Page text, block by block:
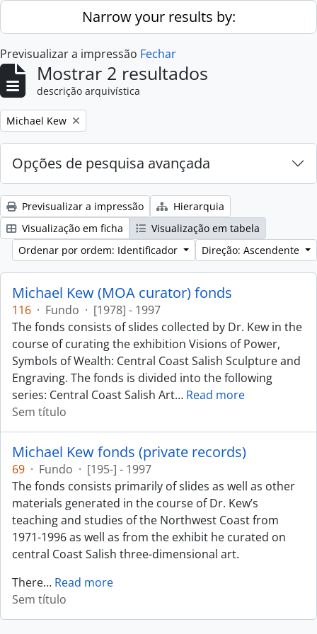
Skip to main contentNarrow your results by:
Previsualizar a impressão Fechar
Mostrar 2 resultados
descrição arquivística
Remove filter:
Michael Kew
Opções de pesquisa avançada
Previsualizar a impressão
Hierarquia
Visualização em ficha
Visualização em tabela
Ordenar por ordem: Identificador
Direção: Ascendente
Michael Kew (MOA curator) fonds
116 · Fundo · [1978] - 1997
The fonds consists of slides collected by Dr. Kew in the
course of curating the exhibition Visions of Power,
Symbols of Wealth: Central Coast Salish Sculpture and
Engraving. The fonds is divided into the following
series: Central Coast Salish Art… Read more
Sem título
Michael Kew fonds (private records)
69 · Fundo · [195-] - 1997
The fonds consists primarily of slides as well as other
materials generated in the course of Dr. Kew’s
teaching and studies of the Northwest Coast from
1971-1996 as well as from the exhibit he curated on
central Coast Salish three-dimensional art.
There… Read more
Sem título